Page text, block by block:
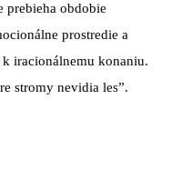
prebieha obdobie
prostredie a
iracionálnemu konaniu.
stromy nevidia les”.